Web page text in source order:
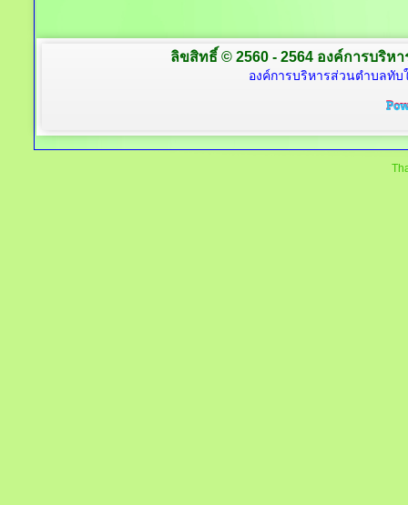
ลิขสิทธิ์ © 2560 - 2564 องค์การบริห
องค์การบริหารส่วนตำบลทับ